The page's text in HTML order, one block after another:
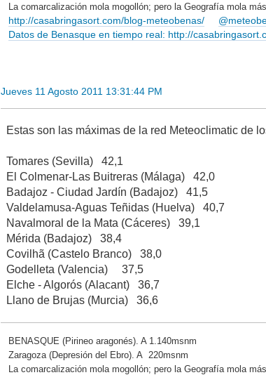
La comarcalización mola mogollón; pero la Geografía mola
http://casabringasort.com/blog-meteobenas/
Datos de Benasque en tiempo real: http://
Jueves 11 Agosto 2011 13:31:44 PM
Estas son las máximas de la red Meteoclimatic de
Tomares (Sevilla) 42,1
El Colmenar-Las Buitreras (Málaga) 42,0
Badajoz - Ciudad Jardín (Badajoz) 41,5
Valdelamusa-Aguas Teñidas (Huelva) 40,7
Navalmoral de la Mata (Cáceres) 39,1
Mérida (Badajoz) 38,4
Covilhã (Castelo Branco) 38,0
Godelleta (Valencia) 37,5
Elche - Algorós (Alacant) 36,7
Llano de Brujas (Murcia) 36,6
BENASQUE (Pirineo aragonés). A 1.140msnm
Zaragoza (Depresión del Ebro). A 220msnm
La comarcalización mola mogollón; pero la Geografía mola